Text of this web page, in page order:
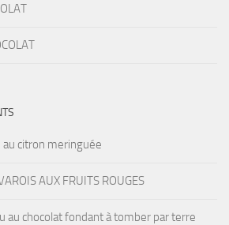
au citron meringuée
AUX FRUITS ROUGES
au chocolat fondant à tomber par terre